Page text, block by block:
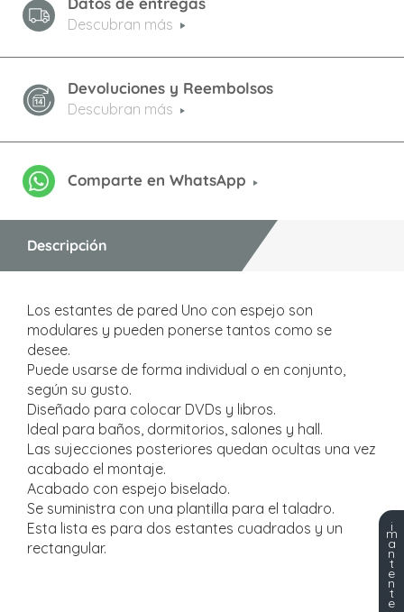
Descubran más
Devoluciones y Reembolsos
Descubran más
Comparte en WhatsApp
Descripción
Los estantes de pared Uno con espejo son
modulares y pueden ponerse tantos como se
desee.
Puede usarse de forma individual o en conjunto,
según su gusto.
Diseñado para colocar DVDs y libros.
Ideal para baños, dormitorios, salones y hall.
Las sujecciones posteriores quedan ocultas una vez
acabado el montaje.
Acabado con espejo biselado.
Se suministra con una plantilla para el taladro.
Esta lista es para dos estantes cuadrados y un
rectangular.
¡
m
a
n
t
e
n
t
e